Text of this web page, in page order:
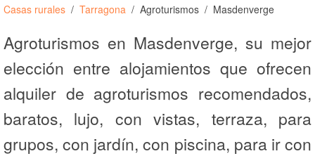
Casas rurales Tarragona Agroturismos Masdenverge
Agroturismos en Masdenverge, su mejor
elección entre alojamientos que ofrecen
alquiler de agroturismos recomendados,
baratos, lujo, con vistas, terraza, para
grupos, con jardín, con piscina, para ir con